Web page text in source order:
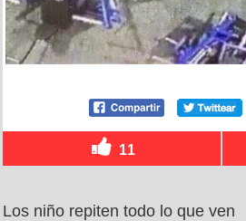
11
Los niño repiten todo lo que ven